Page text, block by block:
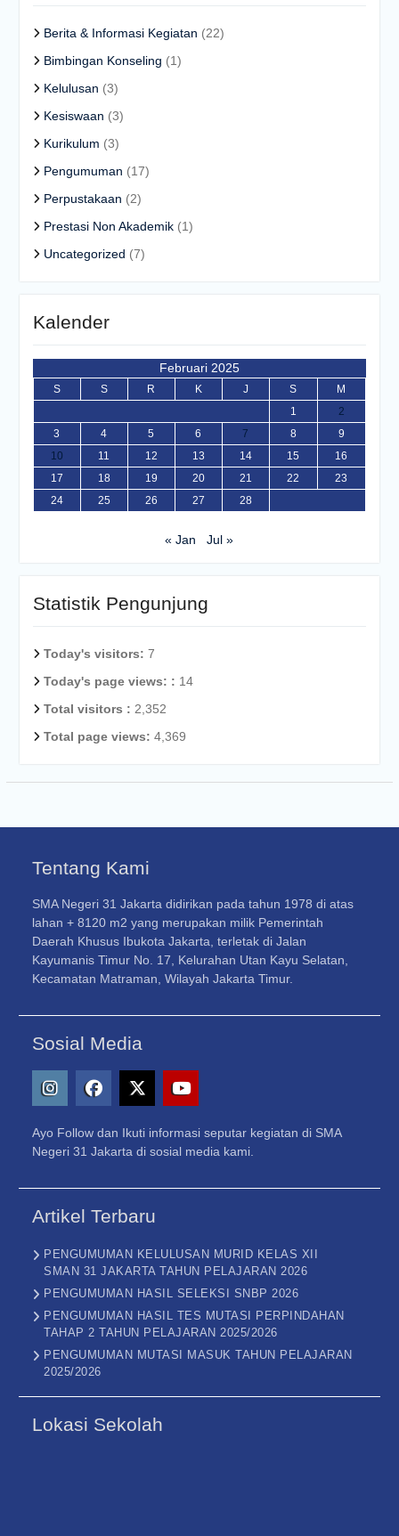
Berita & Informasi Kegiatan (22)
Bimbingan Konseling (1)
Kelulusan (3)
Kesiswaan (3)
Kurikulum (3)
Pengumuman (17)
Perpustakaan (2)
Prestasi Non Akademik(1)
Uncategorized (7)
Kalender
Februari 2025
S S R K J S
M
1
2
3
4 5 6 7 8
9
10
11 12 13 14 15
16
17
18 19 20 21 22
23
24
25 26 27 28
« Jan Jul »
Statistik Pengunjung
Today's visitors: 7
Today's page views: : 14
Total visitors : 2,352
Total page views: 4,369
Tentang Kami
SMA Negeri 31 Jakarta didirikan pada tahun 1978 di atas
lahan + 8120 m2 yang merupakan milik Pemerintah
Daerah Khusus Ibukota Jakarta, terletak di Jalan
Kayumanis Timur No. 17, Kelurahan Utan Kayu Selatan,
Kecamatan Matraman, Wilayah Jakarta Timur.
Sosial Media
–
Twitter
Ayo Follow dan Ikuti informasi seputar kegiatan di SMA
Negeri 31 Jakarta di sosial media kami.
Artikel Terbaru
PENGUMUMAN KELULUSAN MURID KELAS XII
SMAN 31 JAKARTA TAHUN PELAJARAN 2026
PENGUMUMAN HASIL SELEKSI SNBP 2026
PENGUMUMAN HASIL TES MUTASI PERPINDAHAN
TAHAP 2 TAHUN PELAJARAN 2025/2026
PENGUMUMAN MUTASI MASUK TAHUN PELAJARAN
2025/2026
Lokasi Sekolah